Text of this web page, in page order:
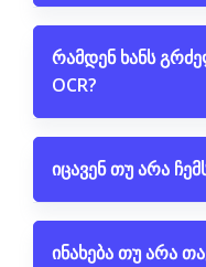
რამდენ ხანს
OCR?
იცავენ თუ არა
ინახება თუ არა